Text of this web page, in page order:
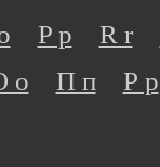
P p R r
о П п Р р